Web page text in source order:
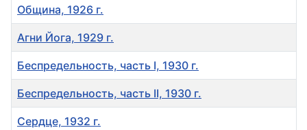
Община, 1926 г.
Агни Йога, 1929 г.
Беспредельность, часть I, 1930 г.
Беспредельность, часть II, 1930 г.
Сердце, 1932 г.